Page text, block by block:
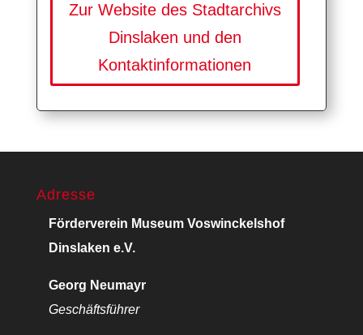
Zur Website des Stadtarchivs
Dinslaken und den
Kontaktinformationen
Adresse
Förderverein Museum Voswinckelshof
Dinslaken e.V.
Georg Neumayr
Geschäftsführer